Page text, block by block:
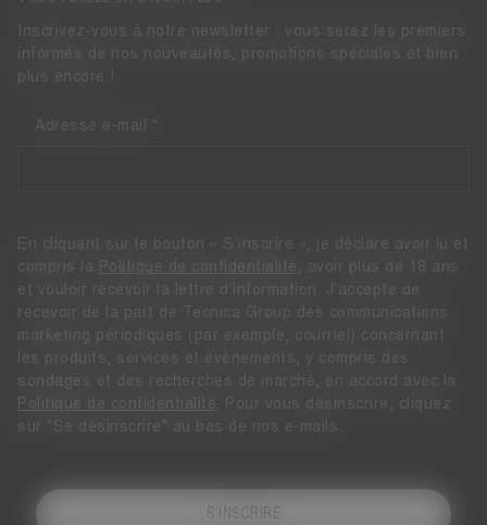
Inscrivez-vous à notre newsletter : vous serez les premiers
informés de nos nouveautés, promotions spéciales et bien
plus encore !
Adresse e-mail
En cliquant sur le bouton « S’inscrire », je déclare avoir lu et
compris la
Politique de confidentialité, avoir plus de 18 ans
et vouloir recevoir la lettre d’information. J’accepte de
recevoir de la part de Tecnica Group des communications
marketing périodiques (par exemple, courriel) concernant
les produits, services et évènements, y compris des
sondages et des recherches de marché, en accord avec la
Politique de confidentialité
. Pour vous désinscrire, cliquez
sur "Se désinscrire" au bas de nos e-mails.
S’INSCRIRE